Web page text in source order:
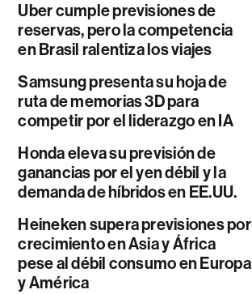
Uber cumple previsiones de
reservas, pero la competencia
en Brasil ralentiza los viajes
Samsung presenta su hoja de
ruta de memorias 3D para
competir por el liderazgo en IA
Honda eleva su previsión de
ganancias por el yen débil y la
demanda de híbridos en EE.UU.
Heineken supera previsiones por
crecimiento en Asia y África
pese al débil consumo en Europa
y América